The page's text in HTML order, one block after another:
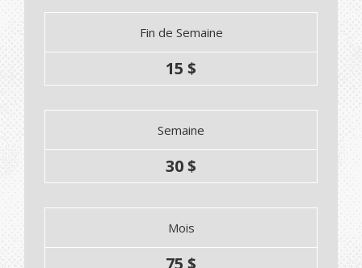
Fin de Semaine
15 $
Semaine
30 $
Mois